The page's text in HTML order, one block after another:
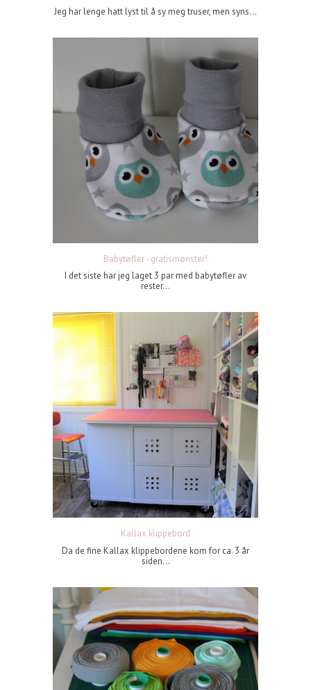
Jeg har lenge hatt lyst til å sy meg truser, men syns...
Babytøfler - gratismønster!
I det siste har jeg laget 3 par med babytøfler av
rester...
Kallax klippebord
Da de fine Kallax klippebordene kom for ca. 3 år
siden...